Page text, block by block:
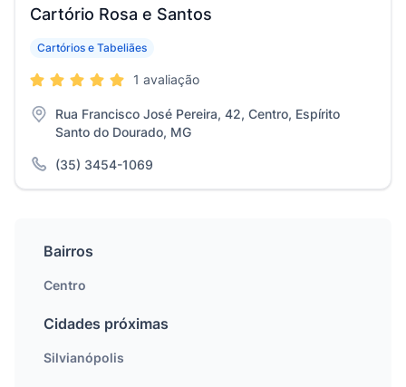
Cartório Rosa e Santos
Cartórios e Tabeliães
1 avaliação
Rua Francisco José Pereira, 42, Centro, Espírito
Santo do Dourado, MG
(35) 3454-1069
Bairros
Centro
Cidades próximas
Silvianópolis